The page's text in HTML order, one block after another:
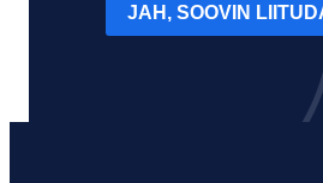
JAH, SOOVIN